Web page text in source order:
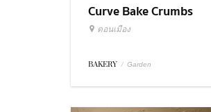
Curve Bake Crumbs
ดอนเมือง
BAKERY / Garden